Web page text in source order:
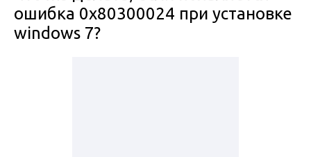
ошибка 0x80300024 при установке
windows 7?